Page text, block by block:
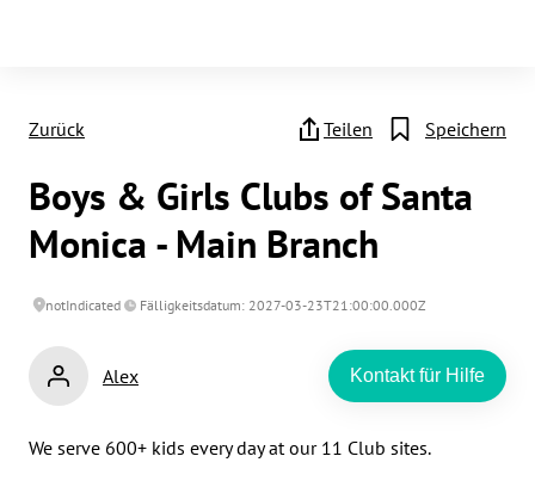
Zurück Teilen Speichern
Boys & Girls Clubs of Santa
Monica - Main Branch
notIndicated Fälligkeitsdatum: 2027-03-23T21:00:00.000Z
Alex Kontakt für Hilfe
We serve 600+ kids every day at our 11 Club sites.